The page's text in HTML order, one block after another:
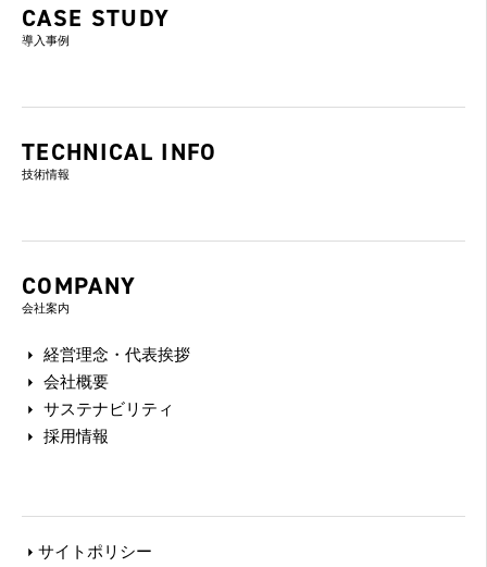
CASE STUDY
導入事例
TECHNICAL INFO
技術情報
COMPANY
会社案内
経営理念・代表挨拶
会社概要
サステナビリティ
採用情報
サイトポリシー